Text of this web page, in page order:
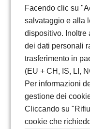
Facendo clic su
salvataggio e alla
dispositivo. Inoltre
dei dati personali
trasferimento in
(EU + CH, IS, LI,
Per informazioni
gestione dei
Cliccando su
cookie che